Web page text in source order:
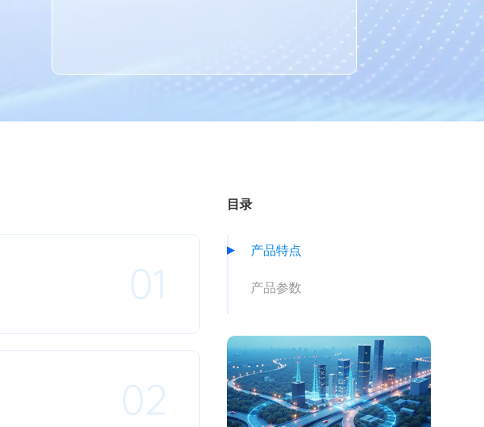
01
02
目录
产品特点
产品参数